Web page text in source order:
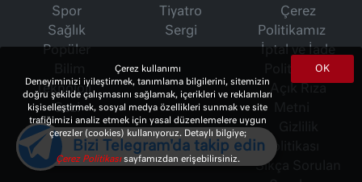
Spor
Sağlık
Popüler
Teknoloji
Gezi
Tiyatro
Sergi
Çerez
Politikamız
İptal ve İade
Politikası
Politikası
Sıkça Sorulan
OK
Çerez kullanımı
Deneyiminizi iyileştirmek, tanımlama bilgilerini, sitemizin
doğru şekilde çalışmasını sağlamak, içerikleri ve reklamları
kişiselleştirmek, sosyal medya özellikleri sunmak ve site
trafiğimizi analiz etmek için yasal düzenlemelere uygun
çerezler (cookies) kullanıyoruz. Detaylı bilgiye;
Çerez Politikasısayfamızdan erişebilirsiniz.
Bizi Telegram'da takip edin